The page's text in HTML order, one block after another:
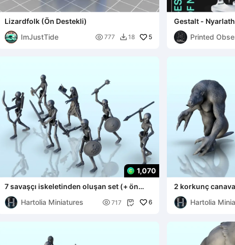
Lizardfolk (Ön Destekli)
ImJustTide
 777  18 5
Gestalt -
deiety dövüş
Printed
1,070
7 savaşçı iskeletinden oluşan set (+ ön
destekli versiyon) (17)
Hartolia Miniatures
 717  6
2 korkunç
versiyon) (16) -
Hartolia